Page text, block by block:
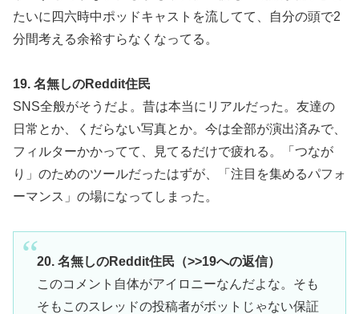
たいに四六時中ポッドキャストを流してて、自分の頭で2
分間考える余裕すらなくなってる。
19. 名無しのReddit住民
SNS全般がそうだよ。昔は本当にリアルだった。友達の
日常とか、くだらない写真とか。今は全部が演出済みで、
フィルターかかってて、見てるだけで疲れる。「つなが
り」のためのツールだったはずが、「注目を集めるパフォ
ーマンス」の場になってしまった。
20. 名無しのReddit住民（>>19への返信）
このコメント自体がアイロニーなんだよな。そも
そもこのスレッドの投稿者がボットじゃない保証